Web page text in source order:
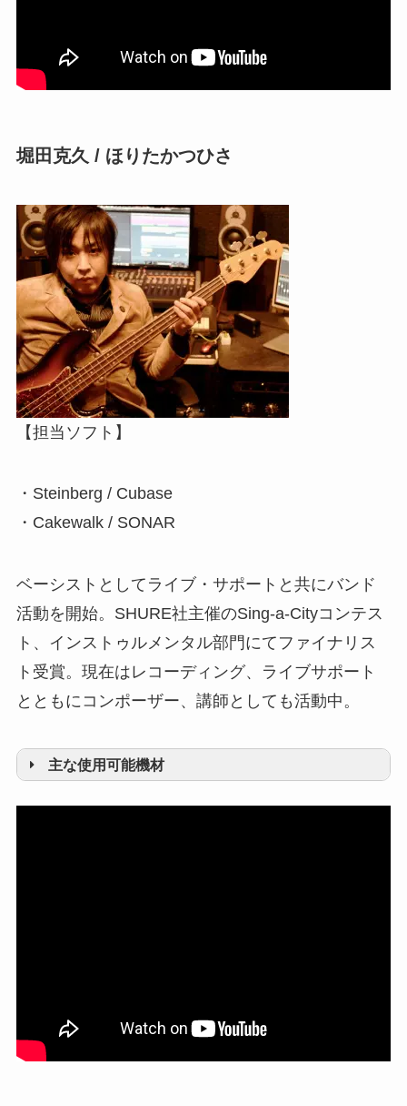
・VIENNA / VIENNA ENSEMBLE PRO 7
■コンピューター
・MacBook Pro(OS10.14)
■オーディオ・インターフェイス
・RME / HDSPe RayDAT
・Apogee / Symphony I/O
・Apogee / Duet
・Roland / OCTA-CAPTURE
・TASCAM / US-2×2
…and more
■モニター・スピーカー
・ADAM / S1X
■マスター・レコーダー
・TASCAM / DA-3000
・Yamaha / MOTIF XS
・Roland / INTEGRA-7
…and more
堀田克久 / ほりたかつひさ
【担当ソフト】
・Steinberg / Cubase
・Cakewalk / SONAR
ベーシストとしてライブ・サポートと共にバンド
活動を開始。SHURE社主催のSing-a-Cityコンテス
ト、インストゥルメンタル部門にてファイナリス
ト受賞。現在はレコーディング、ライブサポート
とともにコンポーザー、講師としても活動中。
主な使用可能機材
■DAWソフト
・Steinberg / Cubase (Win)